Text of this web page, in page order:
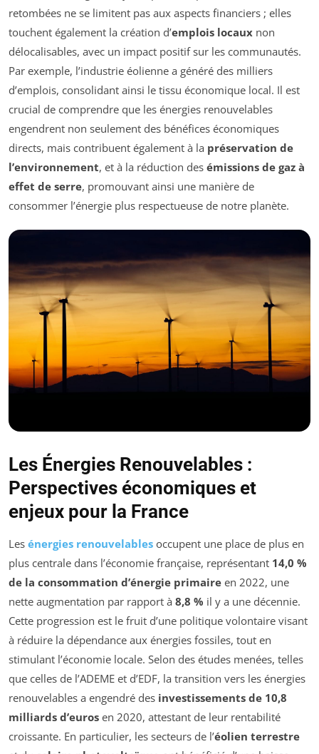
retombées ne se limitent pas aux aspects financiers ; elles
touchent également la création d’emplois locaux non
délocalisables, avec un impact positif sur les communautés.
Par exemple, l’industrie éolienne a généré des milliers
d’emplois, consolidant ainsi le tissu économique local. Il est
crucial de comprendre que les énergies renouvelables
engendrent non seulement des bénéfices économiques
directs, mais contribuent également à la préservation de
l’environnement, et à la réduction des émissions de gaz à
effet de serre, promouvant ainsi une manière de
consommer l’énergie plus respectueuse de notre planète.
Les Énergies Renouvelables :
Perspectives économiques et
enjeux pour la France
Les énergies renouvelables occupent une place de plus en
plus centrale dans l’économie française, représentant 14,0 %
de la consommation d’énergie primaire en 2022, une
nette augmentation par rapport à 8,8 % il y a une décennie.
Cette progression est le fruit d’une politique volontaire visant
à réduire la dépendance aux énergies fossiles, tout en
stimulant l’économie locale. Selon des études menées, telles
que celles de l’ADEME et d’EDF, la transition vers les énergies
renouvelables a engendré des investissements de 10,8
milliards d’euros en 2020, attestant de leur rentabilité
croissante. En particulier, les secteurs de l’éolien terrestre